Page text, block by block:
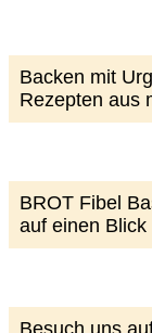
Backen mit
Rezepten aus
BROT Fibel
auf einen Blick
Besuch uns